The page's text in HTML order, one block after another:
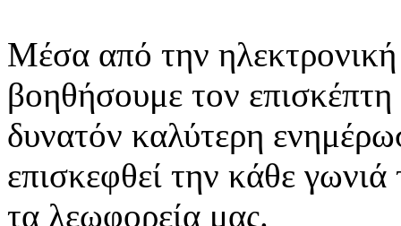
Μέσα από την ηλεκτρονική
βοηθήσουμε τον
δυνατόν καλύτερη
επισκεφθεί την κάθε
τα λεωφορεία μας.